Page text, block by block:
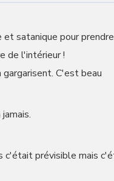
et satanique pour
de l'intérieur !
C'est beau
c'était prévisible mais